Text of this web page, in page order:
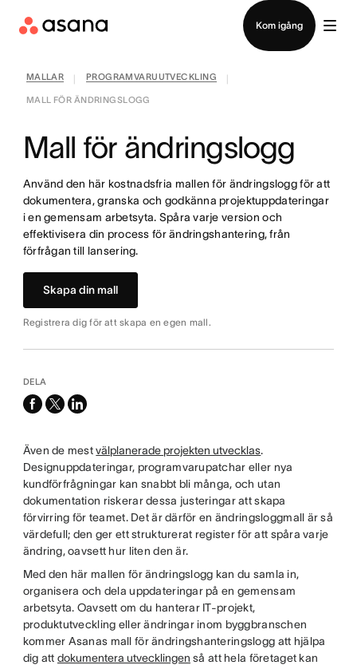
Kom igång
MALLAR PROGRAMVARUUTVECKLING
MALL FÖR ÄNDRINGSLOGG
Mall för ändringslogg
Använd den här kostnadsfria mallen för ändringslogg för att
dokumentera, granska och godkänna projektuppdateringar
i en gemensam arbetsyta. Spåra varje version och
effektivisera din process för ändringshantering, från
förfrågan till lansering.
Skapa din mall
Registrera dig för att skapa en egen mall.
DELA
facebook
x-
linkedin
Även de mestvälplanerade projekten utvecklas.
Designuppdateringar, programvarupatchar eller nya
kundförfrågningar kan snabbt bli många, och utan
dokumentation riskerar dessa justeringar att skapa
förvirring för teamet. Det är därför en ändringsloggmall är så
värdefull; den ger ett strukturerat register för att spåra varje
ändring, oavsett hur liten den är.
Med den här mallen för ändringslogg kan du samla in,
organisera och dela uppdateringar på en gemensam
arbetsyta. Oavsett om du hanterar IT-projekt,
produktutveckling eller ändringar inom byggbranschen
kommer Asanas mall för ändringshanteringslogg att hjälpa
dig att dokumentera utvecklingen så att hela företaget kan